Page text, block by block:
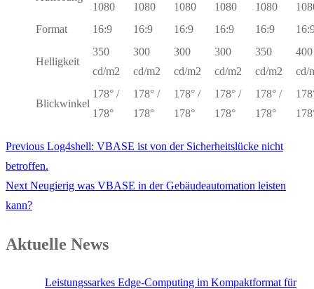
1080
1080
1080
1080
1080
Format
16:9 16:9 16:9 16:9 16:9
Helligkeit
350
cd/m2
300
cd/m2
300
cd/m2
300
cd/m2
350
cd/m2
400
cd/
Blickwinkel
178° /
178°
178° /
178°
178° /
178°
178° /
178°
178° /
178°
Beitragsnavigation
Previous Previous
Log4shell: VBASE ist von der Sicherheitslücke nicht
betroffen.
Next Next
post:
Neugierig was VBASE in der Gebäudeautomation leisten
kann?
Aktuelle News
Leistungssarkes Edge-Computing im Kompaktformat für